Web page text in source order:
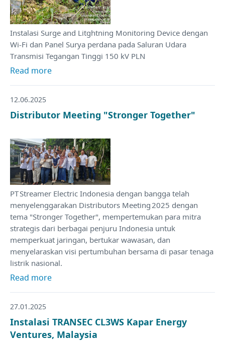
Instalasi Surge and Litghtning Monitoring Device dengan
Wi-Fi dan Panel Surya perdana pada Saluran Udara
Transmisi Tegangan Tinggi 150 kV PLN
Read more
12.06.2025
Distributor Meeting "Stronger Together"
PT Streamer Electric Indonesia dengan bangga telah
menyelenggarakan Distributors Meeting 2025 dengan
tema "Stronger Together", mempertemukan para mitra
strategis dari berbagai penjuru Indonesia untuk
memperkuat jaringan, bertukar wawasan, dan
menyelaraskan visi pertumbuhan bersama di pasar tenaga
listrik nasional.
Read more
27.01.2025
Instalasi TRANSEC CL3WS Kapar Energy
Ventures, Malaysia